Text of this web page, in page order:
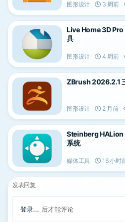
图形设计 3 周前
Live Home 3D Pro
具
图形设计 4 周前
ZBrush 2026.2.1
图形设计 2 月前
Steinberg HALion
系统
媒体工具 16 小时
发表回复
登录... 后才能评论